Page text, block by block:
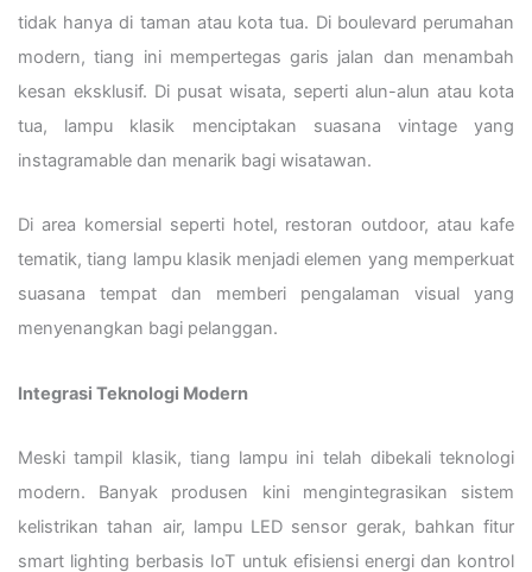
tidak hanya di taman atau kota tua. Di boulevard perumahan
modern, tiang ini mempertegas garis jalan dan menambah
kesan eksklusif. Di pusat wisata, seperti alun-alun atau kota
tua, lampu klasik menciptakan suasana vintage yang
instagramable dan menarik bagi wisatawan.
Di area komersial seperti hotel, restoran outdoor, atau kafe
tematik, tiang lampu klasik menjadi elemen yang memperkuat
suasana tempat dan memberi pengalaman visual yang
menyenangkan bagi pelanggan.
Integrasi Teknologi Modern
Meski tampil klasik, tiang lampu ini telah dibekali teknologi
modern. Banyak produsen kini mengintegrasikan sistem
kelistrikan tahan air, lampu LED sensor gerak, bahkan fitur
smart lighting berbasis IoT untuk efisiensi energi dan kontrol